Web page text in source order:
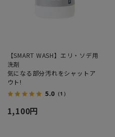
【SMART WASH】エリ・ソデ用
洗剤
気になる部分汚れをシャットア
ウト!
5.0 （1）
1,100円